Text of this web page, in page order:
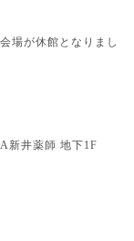
場が休館となりまし
新井薬師 地下1F